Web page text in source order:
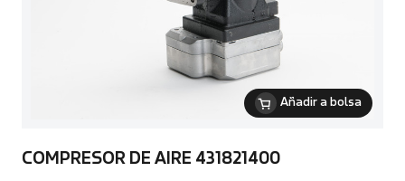
Añadir a bolsa
COMPRESOR DE AIRE 431821400